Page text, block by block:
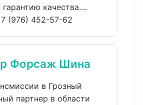
качества....
(976) 452-57-62
Форсаж Шина
в Грозный
партнер в области